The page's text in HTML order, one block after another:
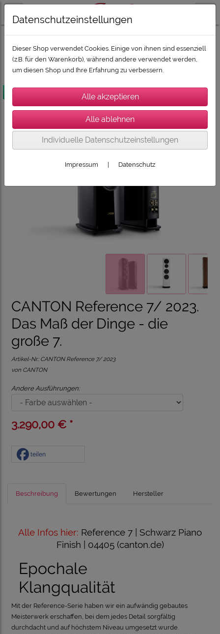
LAUTSPRECHER / SUBWOOFER / SOUNDBARS
CANTON Lautsprecher
CANTON Reference Serie
CANTON Reference 7/ 2023.
Das Maß der Dinge - die
große 7.
Artikel-Nr.: CANTON Reference 7/ 2023
von CANTON
Andere Ausführungen:
3.290,00 € *
teilen
Beschreibung Bewertungen Hersteller
Alle Infos hier: Reference 7 | Schwarz Piano
Finish | 04405 (canton.de)
Epochale
Klangqualität
Mit der Reference-Serie haben wir ein aufwändig gebautes
Meisterwerk erschaffen, bei dem jedes Detail sorgfältig
durchdacht und auf höchstem Niveau umgesetzt wurde.
Datenschutzeinstellungen
Dieser Shop verwendet Cookies. Einige von ihnen sind essenziell
(z.B. für den Warenkorb), während andere verwendet werden,
um diesen Shop und Ihre Erfahrung zu verbessern.
Individuelle Datenschutzeinstellungen
Impressum Datenschutz